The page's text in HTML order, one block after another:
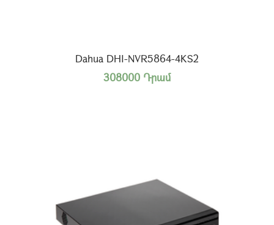
Dahua DHI-NVR5864-4KS2
308000 Դրամ